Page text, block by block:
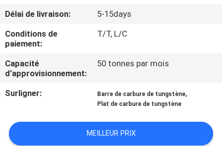
QUALITÉ
CONTACTEZ-
NOUS
NOUVELLES
DEMANDEZ
Délai de livraison:
5-15days
Conditions de
paiement:
T/T, L/C
Capacité
d'approvisionnement:
50 tonnes par mois
Surligner: Barre de carbure de tungstène,
Plat de carbure de tungstène
MEILLEUR PRIX